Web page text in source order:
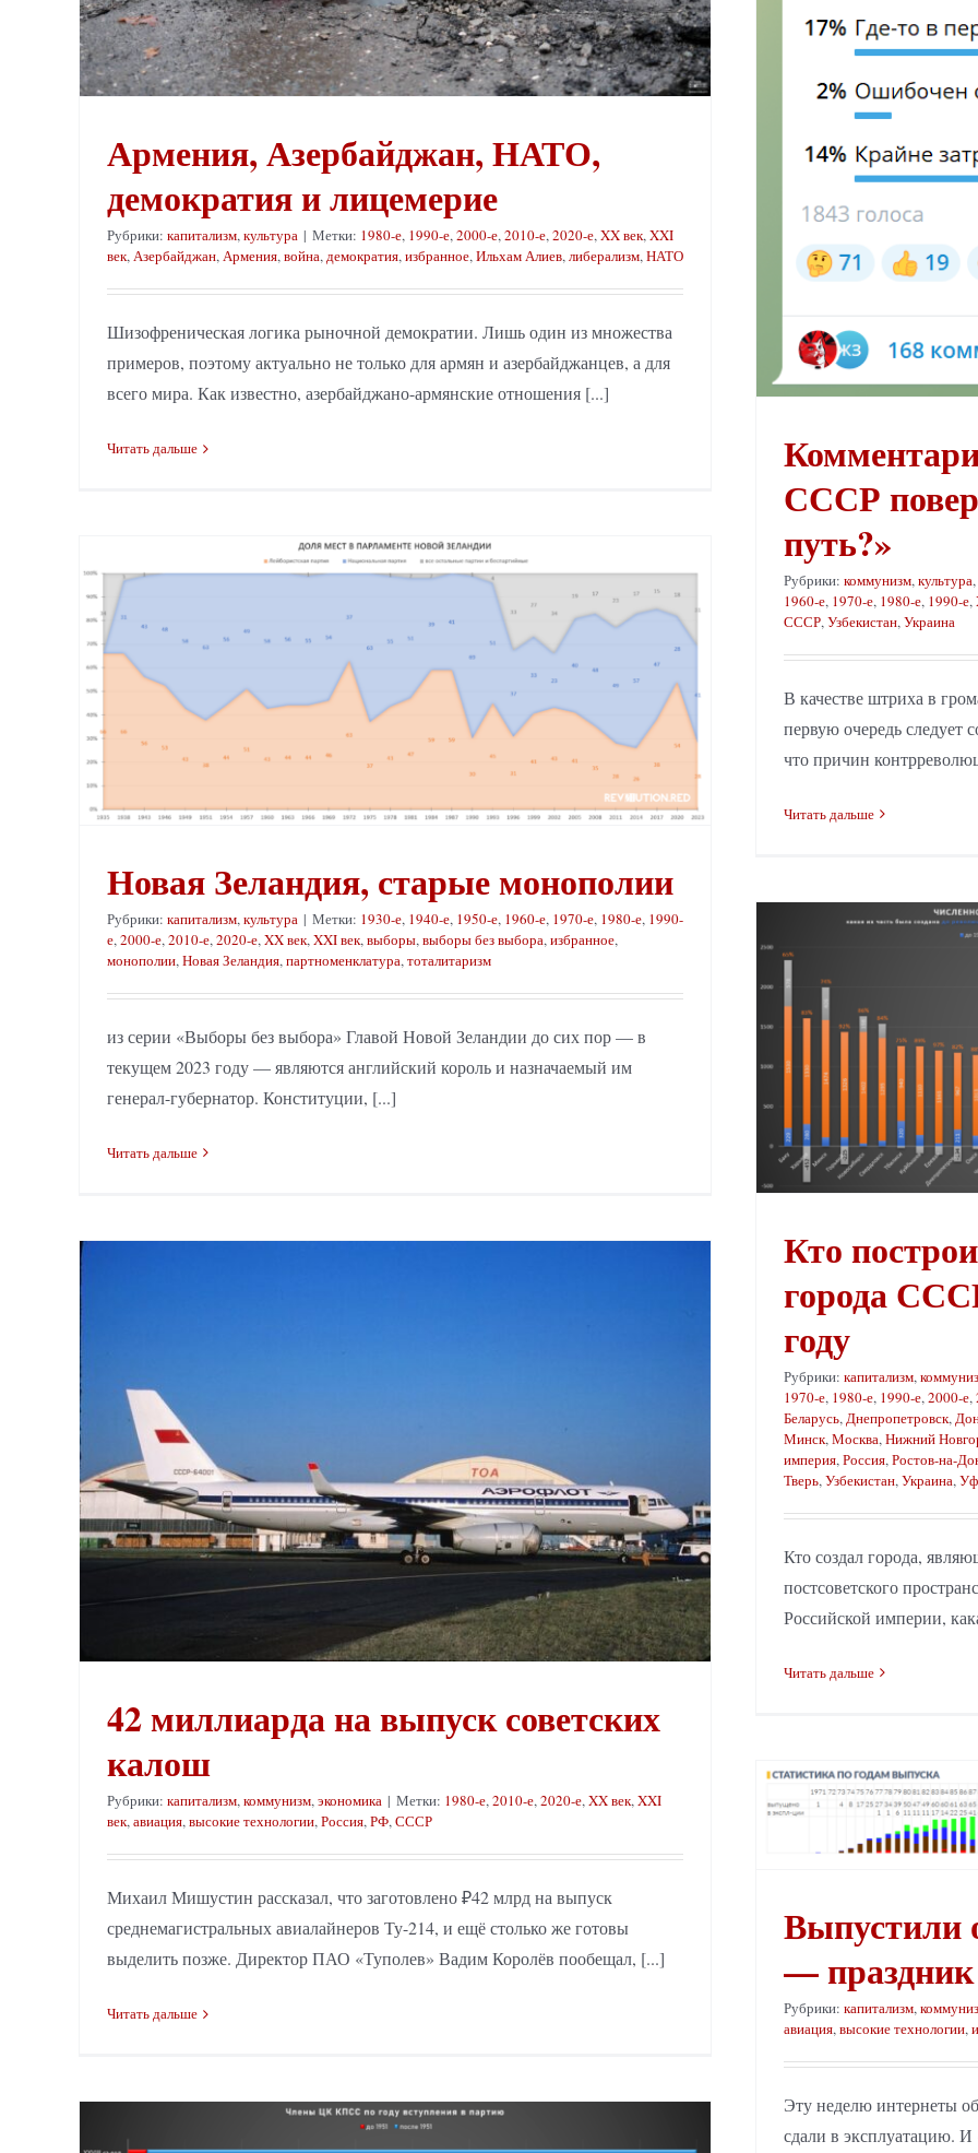
Армения, Азербайджан, НАТО,
демократия и лицемерие
Рубрики: капитализм,культура | Метки: 1980-е, 1990-е,2000-е,2010-е,2020-е,XX век,XXI
век,Азербайджан,Армения,война,демократия,избранное,Ильхам Алиев,либерализм,НАТО
Шизофреническая логика рыночной демократии. Лишь один из множества
примеров, поэтому актуально не только для армян и азербайджанцев, а для
всего мира. Как известно, азербайджано-армянские отношения [...]
Читать дальше
СССР
путь?»
Рубрики: коммунизм, культура,
1960-е, 1970-е, 1980-е, 1990-е,
СССР, Узбекистан, Украина
В качестве штриха в
первую очередь следует
что причин
Читать дальше
Новая Зеландия, старые монополии
Рубрики: капитализм,культура | Метки: 1930-е, 1940-е, 1950-е, 1960-е, 1970-е, 1980-е, 1990-
е,2000-е,2010-е,2020-е,XX век,XXI век,выборы,выборы без выбора,избранное,
монополии,Новая Зеландия,партноменклатура,тоталитаризм
из серии «Выборы без выбора» Главой Новой Зеландии до сих пор — в
текущем 2023 году — являются английский король и назначаемый им
генерал-губернатор. Конституции, [...]
Читать дальше
Кто
города
году
Рубрики: капитализм,
1970-е, 1980-е, 1990-е,2000-е,
Беларусь,Днепропетровск,
Минск,Москва,Нижний
империя,Россия,Ростов-на-
Тверь,Узбекистан,Украина,
Кто создал города,
постсоветского
Российской империи,
Читать дальше
42 миллиарда на выпуск советских
калош
Рубрики: капитализм,коммунизм,экономика | Метки: 1980-е,2010-е,2020-е,XX век,XXI
век,авиация,высокие технологии,Россия,РФ,СССР
Михаил Мишустин рассказал, что заготовлено ₽42 млрд на выпуск
среднемагистральных авиалайнеров Ту-214, и ещё столько же готовы
выделить позже. Директор ПАО «Туполев» Вадим Королёв пообещал, [...]
Читать дальше
Выпустили
— праздник
Рубрики: капитализм,
авиация,высокие технологии,
Эту неделю интернеты
сдали в эксплуатацию.